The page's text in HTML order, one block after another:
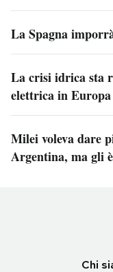
La Spagna
La crisi idrica sta
elettrica in Europa
Milei voleva dare
Argentina, ma gli
Chi